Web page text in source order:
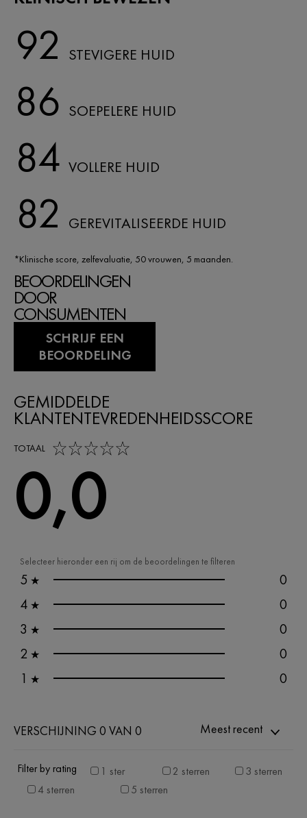
92 STEVIGERE HUID
86 SOEPELERE HUID
84 VOLLERE HUID
82 GEREVITALISEERDE HUID
*Klinische score, zelfevaluatie, 50 vrouwen, 5 maanden​.
BEOORDELINGEN
DOOR
CONSUMENTEN
SCHRIJF EEN
BEOORDELING
Selecteer hieronder een rij om de beoordelingen te filteren
5 ★
0
4 ★
0
3 ★
0
2 ★
0
1 ★ 0
GEMIDDELDE
KLANTENTEVREDENHEIDSSCORE
TOTAAL
0,0 out of 5 stars
0,0
VERSCHIJNING 0 VAN 0 Meest recent
Filter by rating 1 ster 2 sterren
3 sterren
4 sterren
5 sterren